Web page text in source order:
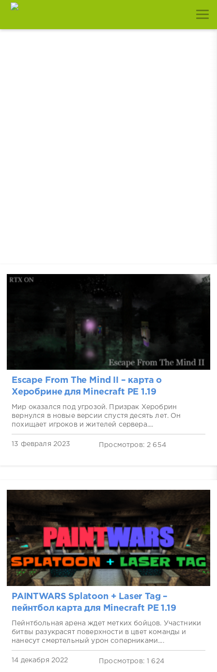
Escape From The Mind II – карта о
Херобрине для Minecraft PE 1.19
Мир оказался под угрозой. Призрак Херобрин
вернулся в новые версии спустя десять лет. Он
похищает игроков и жителей сервера....
13 февраля 2023 Просмотров: 2 654
PAINTWARS Splatoon + Laser Tag –
пейнтбол карта для Minecraft PE 1.19
Пейнтбольная арена ждет метких бойцов. Участники
битвы разукрасят поверхности в цвет команды и
нанесут смертельный урон соперниками....
14 декабря 2022 Просмотров: 1 624